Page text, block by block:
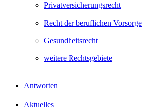
Privatversicherungsrecht
Recht der beruflichen Vorsorge
Gesundheitsrecht
weitere Rechtsgebiete
Antworten
Aktuelles